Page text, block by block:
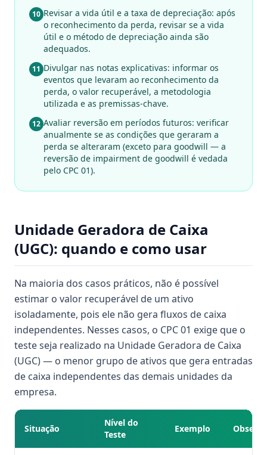
10 Revisar a vida útil e a taxa de depreciação: após
o reconhecimento da perda, revisar se a vida
útil e o método de depreciação ainda são
adequados.
11 Divulgar nas notas explicativas: informar os
eventos que levaram ao reconhecimento da
perda, o valor recuperável, a metodologia
utilizada e as premissas-chave.
12 Avaliar reversão em períodos futuros: verificar
anualmente se as condições que geraram a
perda se alteraram (exceto para goodwill — a
reversão de impairment de goodwill é vedada
pelo CPC 01).
Unidade Geradora de Caixa
(UGC): quando e como usar
Na maioria dos casos práticos, não é possível
estimar o valor recuperável de um ativo
isoladamente, pois ele não gera fluxos de caixa
independentes. Nesses casos, o CPC 01 exige que o
teste seja realizado na Unidade Geradora de Caixa
(UGC) — o menor grupo de ativos que gera entradas
de caixa independentes das demais unidades da
empresa.
Situação
Nível do
Teste
Exemplo